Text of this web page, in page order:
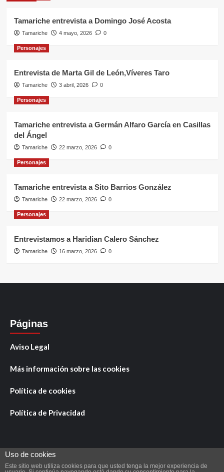
Tamariche entrevista a Domingo José Acosta
Tamariche 4 mayo, 2026 0
Personajes
Entrevista de Marta Gil de León,Víveres Taro
Tamariche 3 abril, 2026 0
Personajes
Tamariche entrevista a Germán Alfaro García en Casillas
del Ángel
Tamariche 22 marzo, 2026 0
Personajes
Tamariche entrevista a Sito Barrios González
Tamariche 22 marzo, 2026 0
Personajes
Entrevistamos a Haridian Calero Sánchez
Tamariche 16 marzo, 2026 0
Páginas
Aviso Legal
Más información sobre las cookies
Política de cookies
Política de Privacidad
Uso de cookies
Este sitio web utiliza cookies para que usted tenga la mejor experiencia de